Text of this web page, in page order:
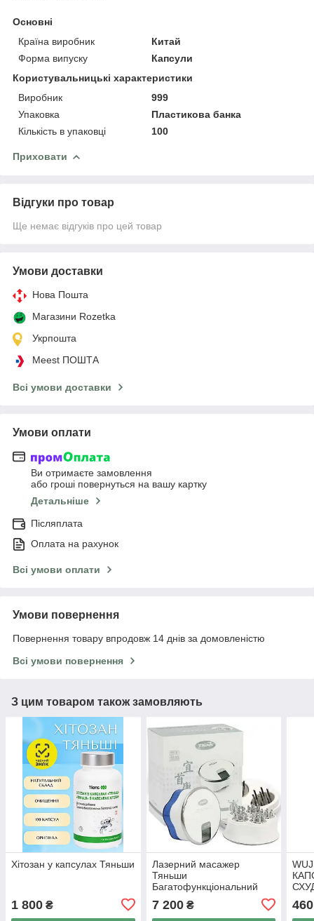
Основні
Країна виробник
Китай
Форма випуску
Капсули
Користувальницькі характеристики
Виробник
999
Упаковка
Пластикова банка
Кількість в упаковці
100
Приховати
Відгуки про товар
Ще немає відгуків про цей товар
Умови доставки
Нова Пошта
Магазини Rozetka
Укрпошта
Meest ПОШТА
Всі умови доставки
Умови оплати
Ви отримаєте замовлення
або гроші повернуться на вашу картку
Детальніше
Післяплата
Оплата на рахунок
Всі умови оплати
Умови повернення
Повернення товару впродовж 14 днів за домовленістю
Всі умови повернення
З цим товаром також замовляють
Хітозан у капсулах Тяньши
1 800 ₴
Лазерний масажер
Тяньши
Багатофункціональний
масажер TQ-Z06 Ішоукан
7 200₴
капс
460